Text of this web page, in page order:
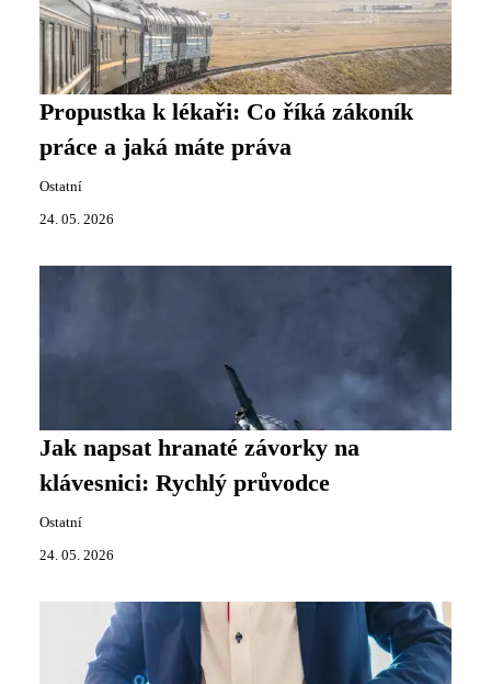
Propustka k lékaři: Co říká zákoník
práce a jaká máte práva
Ostatní
24. 05. 2026
Jak napsat hranaté závorky na
klávesnici: Rychlý průvodce
Ostatní
24. 05. 2026